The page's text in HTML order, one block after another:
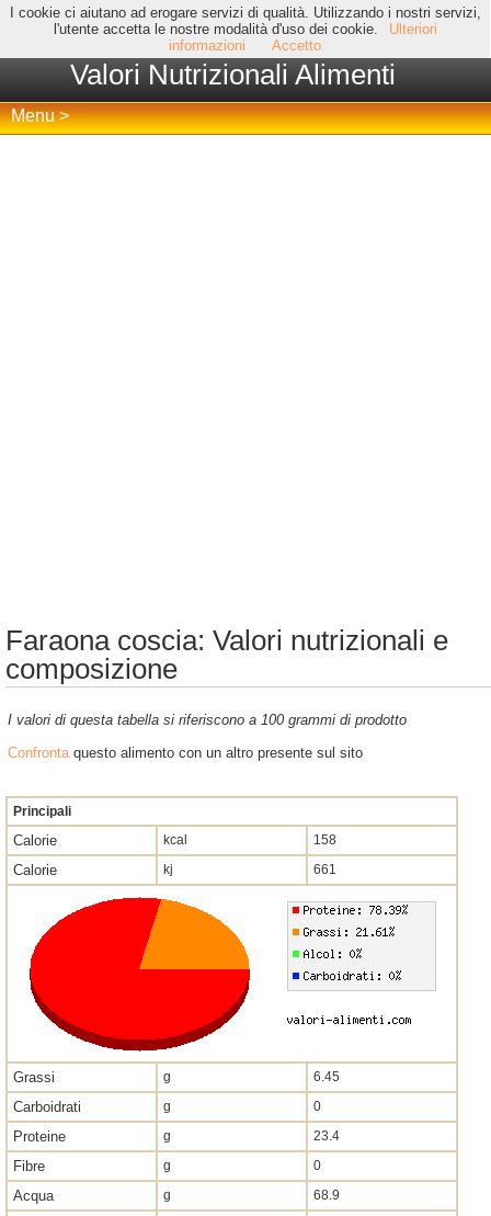
I cookie ci aiutano ad erogare servizi di qualità. Utilizzando i nostri servizi,
l'utente accetta le nostre modalità d'uso dei cookie.
Ulteriori
informazioni
Accetto
Valori Nutrizionali Alimenti
Menu >
Faraona coscia: Valori nutrizionali e
composizione
I valori di questa tabella si riferiscono a 100 grammi di prodotto
Confrontaquesto alimento con un altro presente sul sito
Principali
Calorie kcal 158
Calorie kj 661
Grassi g 6.45
Carboidrati g 0
Proteine g 23.4
Fibre g 0
Acqua g 68.9